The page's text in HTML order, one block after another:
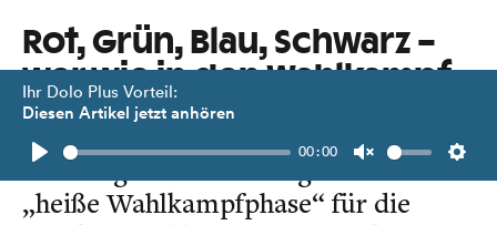
Ihr Dolo Plus Vorteil:
Diesen Artikel jetzt anhören
Play
00:00
Unmute
Rot, Grün, Blau, Schwarz –
wer wie in den Wahlkampf
startet
In wenigen Wochen beginnt die
„heiße Wahlkampfphase“ für die